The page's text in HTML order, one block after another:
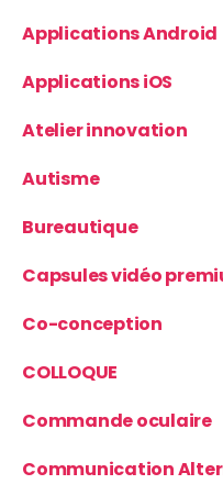
Applications Android
Applications iOS
Atelier innovation
Autisme
Bureautique
Capsules vidéo
Co-conception
COLLOQUE
Commande oculaire
Communication